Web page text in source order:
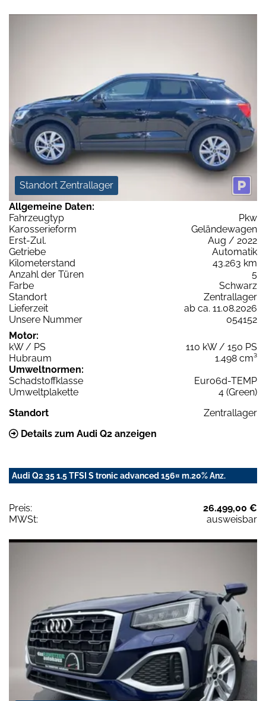
Standort Zentrallager
Allgemeine Daten:
Fahrzeugtyp
Pkw
Karosserieform
Geländewagen
Erst-Zul.
Aug / 2022
Getriebe
Automatik
Kilometerstand
43.263 km
Anzahl der Türen
5
Farbe
Schwarz
Standort
Zentrallager
Lieferzeit
ab ca. 11.08.2026
Unsere Nummer
054152
Motor:
kW / PS
110 kW / 150 PS
Hubraum
1.498 cm³
Umweltnormen:
Schadstoffklasse
Euro6d-TEMP
Umweltplakette
4 (Green)
Standort
Zentrallager
Details zum Audi Q2 anzeigen
Audi Q2 35 1.5 TFSI S tronic advanced 156¤ m.20% Anz.
Preis:
26.499,00 €
MWSt:
ausweisbar